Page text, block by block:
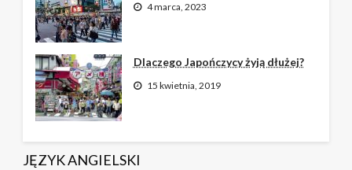
4 marca, 2023
Dlaczego Japończycy żyją dłużej?
15 kwietnia, 2019
JĘZYK ANGIELSKI